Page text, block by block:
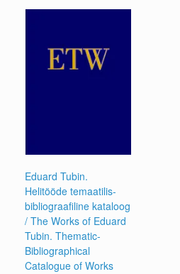
Eduard Tubin.
Helitööde temaatilis-
bibliograafiline kataloog
/ The Works of Eduard
Tubin. Thematic-
Bibliographical
Catalogue of Works